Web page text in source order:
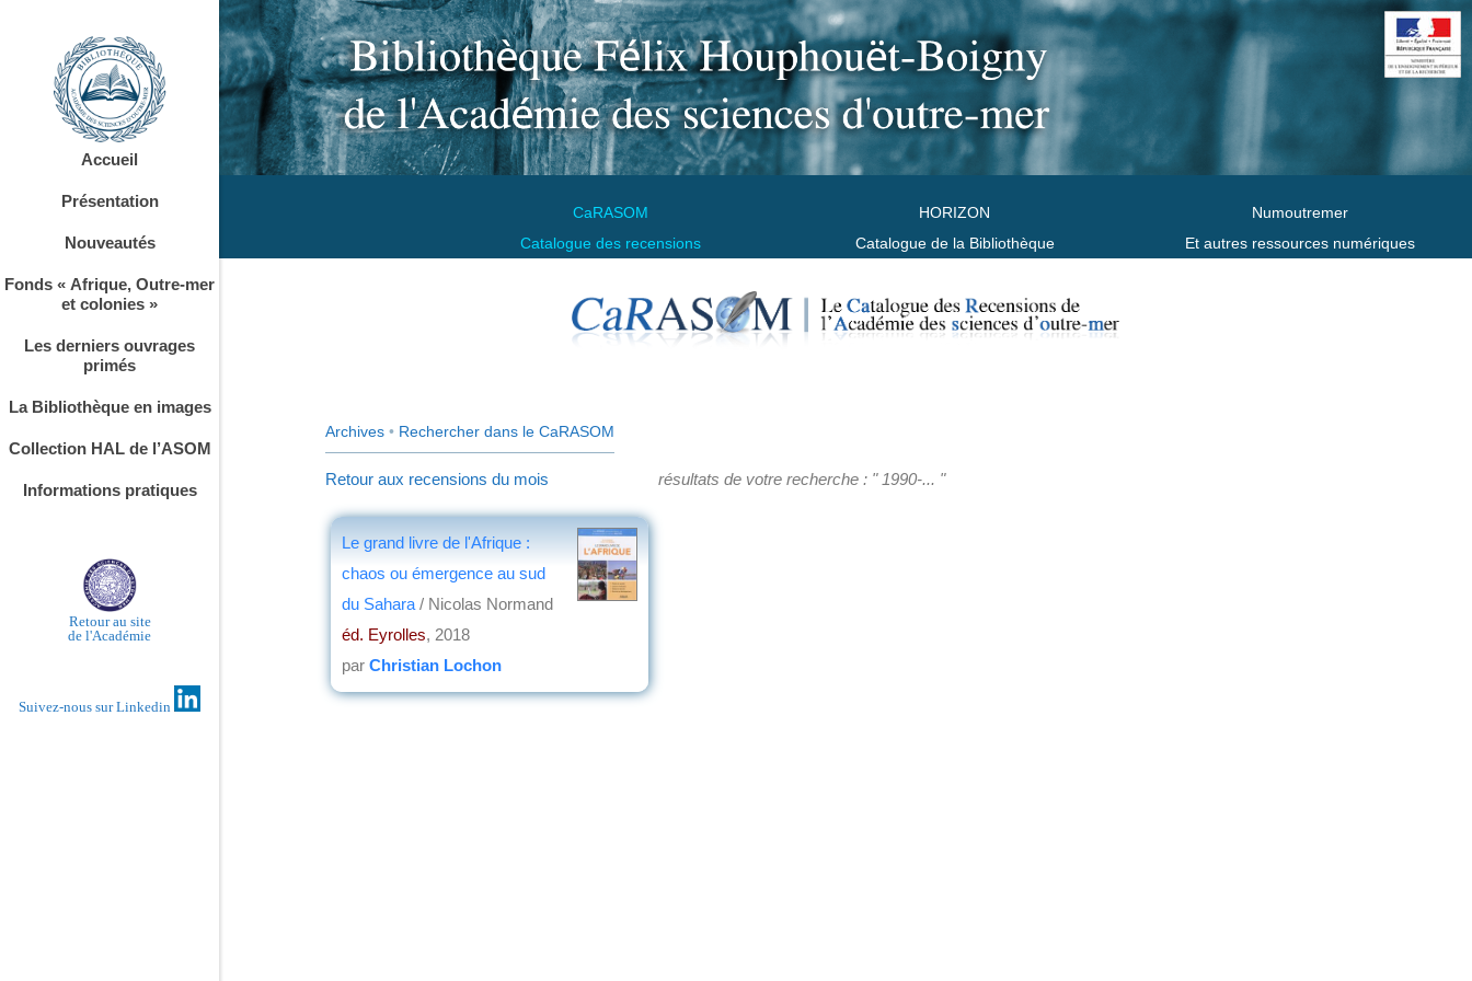
CaRASOM
Catalogue des recensions
HORIZON
Catalogue de la Bibliothèque
Numoutremer
Et autres ressources numériques
Accueil
Présentation
Nouveautés
Fonds « Afrique, Outre-mer
et colonies »
Les derniers ouvrages
primés
La Bibliothèque en images
Collection HAL de l’ASOM
Informations pratiques
Retour au site
de l'Académie
Suivez-nous sur Linkedin
Archives • Rechercher dans le CaRASOM
Retour aux recensions du mois résultats de votre recherche : " 1990-... "
Le grand livre de l'Afrique :
chaos ou émergence au sud
du Sahara / Nicolas Normand
éd. Eyrolles, 2018
par Christian Lochon